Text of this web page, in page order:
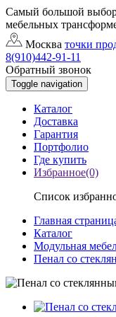
Самый большой
мебельных
Москва точки
8(910)442-91-11
Обратный звонок
Toggle navigation
Каталог
Доставка
Гарантия
Портфолио
Где купить
Избранное(0)
Список
Главная
Каталог
Модульная
Пенал со